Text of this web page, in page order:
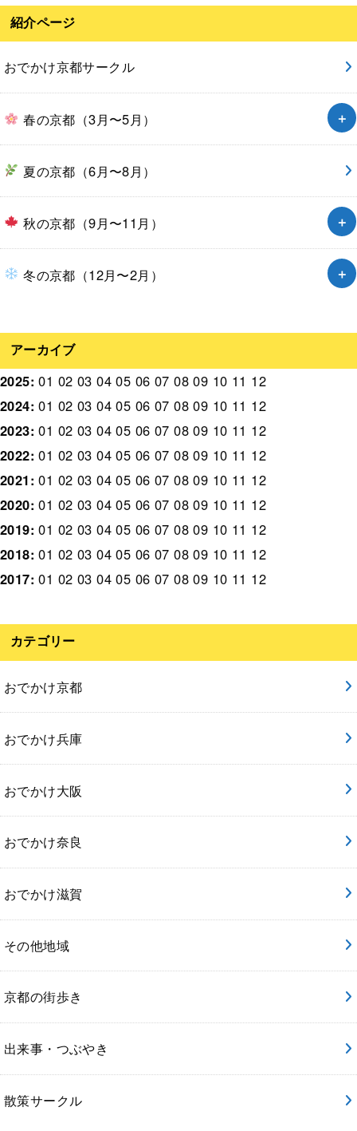
紹介ページ
おでかけ京都サークル
春の京都（3月〜5月）
夏の京都（6月〜8月）
秋の京都（9月〜11月）
冬の京都（12月〜2月）
アーカイブ
2025:01 02 03 04 05 06 07 08 09 10 11 12
2024:01 02 03 04 05 06 07 08 09 10 11 12
2023:01 02 03 04 05 06 07 08 09 10 11 12
2022:01 02 03 04 05 06 07 08 09 10 11 12
2021:01 02 03 04 05 06 07 08 09 10 11 12
2020:01 02 03 04 05 06 07 08 09 10 11 12
2019:01 02 03 04 05 06 07 08 09 10 11 12
2018:01 02 03 04 05 06 07 08 09 10 11 12
2017:01 02 03 04 05 06 07 08 09 10 11 12
カテゴリー
おでかけ京都
おでかけ兵庫
おでかけ大阪
おでかけ奈良
おでかけ滋賀
その他地域
京都の街歩き
出来事・つぶやき
散策サークル